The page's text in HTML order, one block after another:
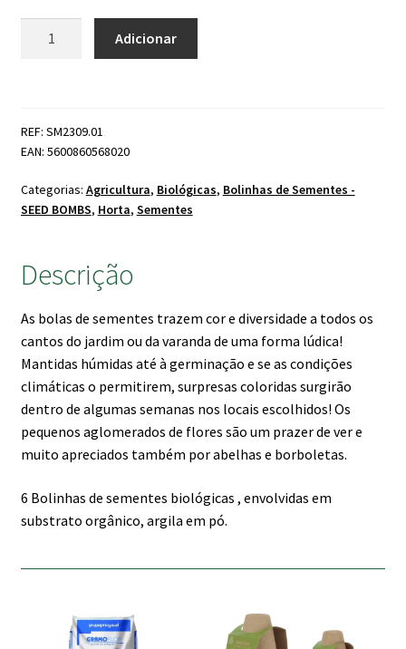
original
era:
atual
é:
BIO
Adicionar
REF: SM2309.01
EAN: 5600860568020
Categorias: Agricultura, Biológicas, Bolinhas de Sementes -
SEED BOMBS, Horta, Sementes
Descrição
As bolas de sementes trazem cor e diversidade a todos os
cantos do jardim ou da varanda de uma forma lúdica!
Mantidas húmidas até à germinação e se as condições
climáticas o permitirem, surpresas coloridas surgirão
dentro de algumas semanas nos locais escolhidos! Os
pequenos aglomerados de flores são um prazer de ver e
muito apreciados também por abelhas e borboletas.
6 Bolinhas de sementes biológicas , envolvidas em
substrato orgânico, argila em pó.
product